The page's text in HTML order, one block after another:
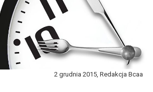
2 grudnia 2015, Redakcja Bcaa